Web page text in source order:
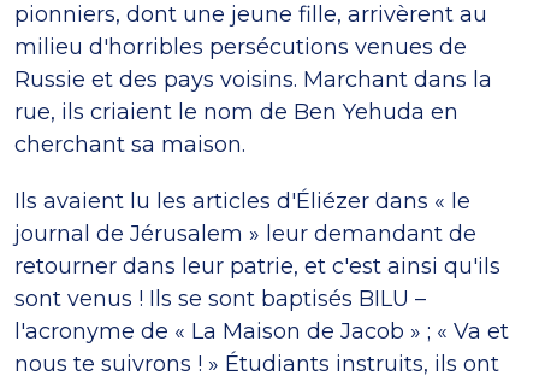
pionniers, dont une jeune fille, arrivèrent au
milieu d'horribles persécutions venues de
Russie et des pays voisins. Marchant dans la
rue, ils criaient le nom de Ben Yehuda en
cherchant sa maison.
Ils avaient lu les articles d'Éliézer dans « le
journal de Jérusalem » leur demandant de
retourner dans leur patrie, et c'est ainsi qu'ils
sont venus ! Ils se sont baptisés BILU –
l'acronyme de « La Maison de Jacob » ; « Va et
nous te suivrons ! » Étudiants instruits, ils ont